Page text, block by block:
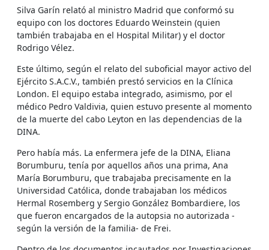
Silva Garín relató al ministro Madrid que conformó su
equipo con los doctores Eduardo Weinstein (quien
también trabajaba en el Hospital Militar) y el doctor
Rodrigo Vélez.
Este último, según el relato del suboficial mayor activo del
Ejército S.A.C.V., también prestó servicios en la Clínica
London. El equipo estaba integrado, asimismo, por el
médico Pedro Valdivia, quien estuvo presente al momento
de la muerte del cabo Leyton en las dependencias de la
DINA.
Pero había más. La enfermera jefe de la DINA, Eliana
Borumburu, tenía por aquellos años una prima, Ana
María Borumburu, que trabajaba precisamente en la
Universidad Católica, donde trabajaban los médicos
Hermal Rosemberg y Sergio González Bombardiere, los
que fueron encargados de la autopsia no autorizada -
según la versión de la familia- de Frei.